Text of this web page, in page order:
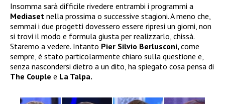
Insomma sarà difficile rivedere entrambi i programmi a
Mediaset nella prossima o successive stagioni. A meno che,
semmai i due progetti dovessero essere ripresi un giorni, non
si trovi il modo e formula giusta per realizzarlo, chissà.
Staremo a vedere. Intanto Pier Silvio Berlusconi, come
sempre, è stato particolarmente chiaro sulla questione e,
senza nascondersi dietro a un dito, ha spiegato cosa pensa di
The Couple e La Talpa.